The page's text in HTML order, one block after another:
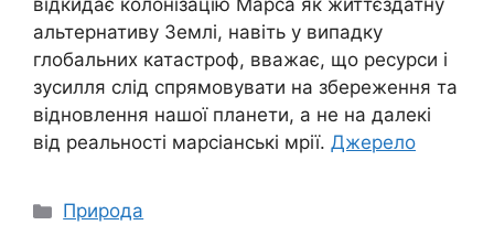
відкидає колонізацію Марса як життєздатну
альтернативу Землі, навіть у випадку
глобальних катастроф, вважає, що ресурси і
зусилля слід спрямовувати на збереження та
відновлення нашої планети, а не на далекі
від реальності марсіанські мрії. Джерело
Категорії
Природа